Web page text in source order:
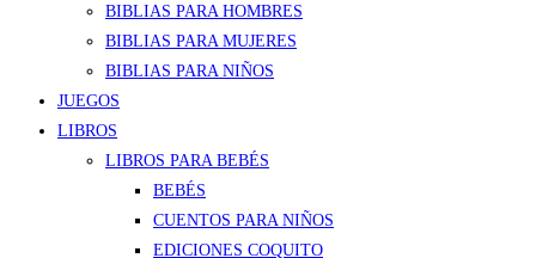
BIBLIAS PARA HOMBRES
BIBLIAS PARA MUJERES
BIBLIAS PARA NIÑOS
JUEGOS
LIBROS
LIBROS PARA BEBÉS
BEBÉS
CUENTOS PARA NIÑOS
EDICIONES COQUITO